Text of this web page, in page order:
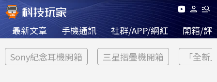
最新文章 手機通訊 社群/APP/網紅 開箱/評
Sony紀念耳機開箱 三星摺疊機開箱 「全新